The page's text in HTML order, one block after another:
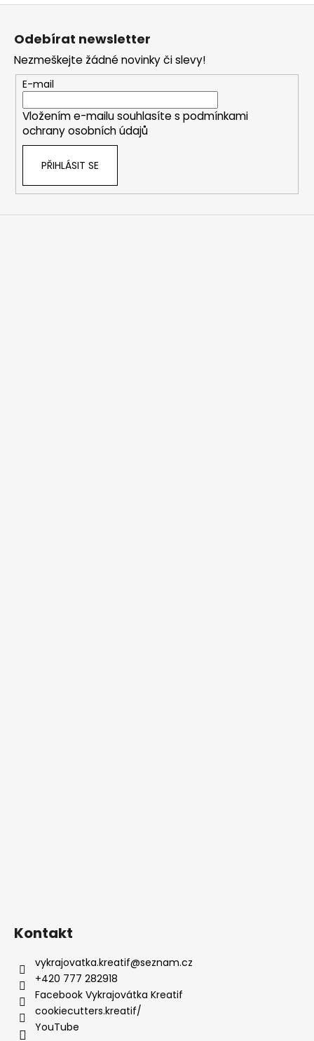
Z
Odebírat newsletter
Nezmeškejte žádné novinky či slevy!
E-mail
Vložením e-mailu souhlasíte s podmínkami
ochrany osobních údajů
PŘIHLÁSIT SE
Kontakt
vykrajovatka.kreatif@seznam.cz
+420 777 282918
Facebook Vykrajovátka Kreatif
cookiecutters.kreatif/
YouTube